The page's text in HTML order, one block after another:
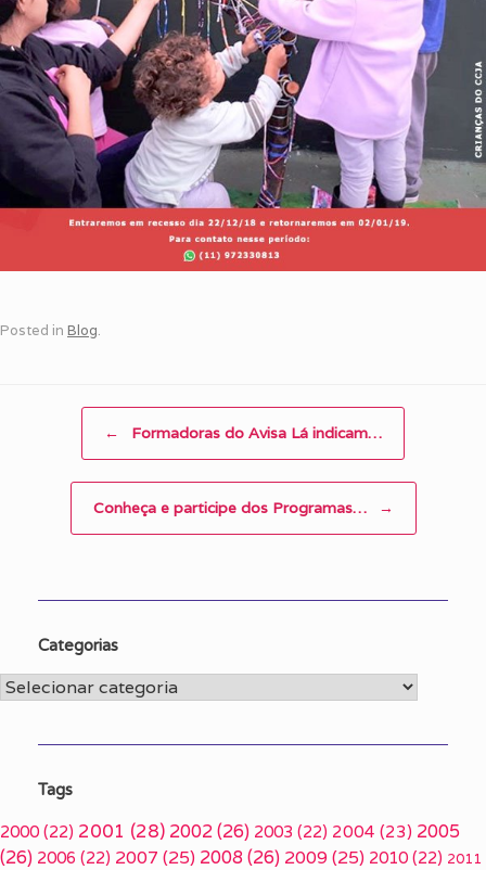
Posted in Blog.
Post navigation
← Formadoras do Avisa Lá indicam…
Conheça e participe dos Programas… →
Categorias
Categorias
Tags
2000 (22) 2001 (28) 2002(26) 2003 (22) 2004 (23) 2005
(26) 2006 (22) 2007 (25) 2008(26) 2009(25) 2010 (22) 2011